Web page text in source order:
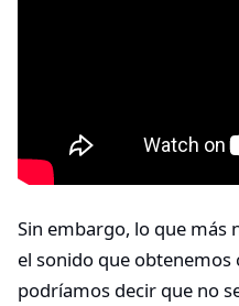
Sin embargo, lo que más
el sonido que
podríamos decir que no